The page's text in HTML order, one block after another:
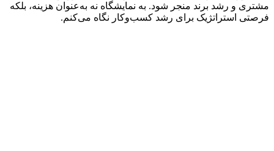
مشتری و رشد برند منجر شود. به نمایشگاه نه به‌عنوان هزینه، بلکه
فرصتی استراتژیک برای رشد کسب‌وکار نگاه می‌کنم.